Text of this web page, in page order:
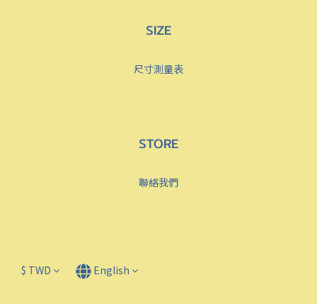
SIZE
尺寸測量表
STORE
聯絡我們
$ TWD English